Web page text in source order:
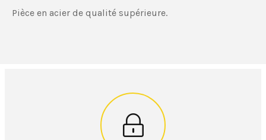
Pièce en acier de qualité supérieure.